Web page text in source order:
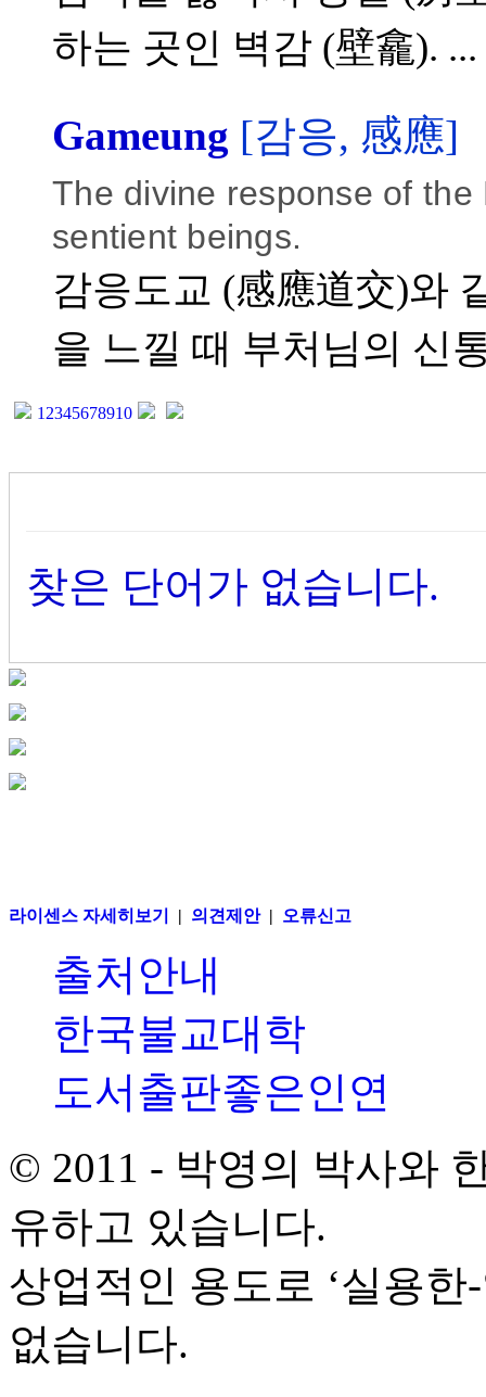
하는 곳인 벽감 (壁龕). ...
Gameung [감응, 感應]
The divine response of
sentient beings.
감응도교 (感應道交)와
을 느낄 때 부처님의 신
1 2345678910
찾은 단어가 없습니다.
라이센스 자세히보기 | 의견제안| 오류신고
출처안내
한국불교대학
도서출판좋은인연
© 2011 - 박영의 박사와
유하고 있습니다.
상업적인 용도로 ‘실용
없습니다.